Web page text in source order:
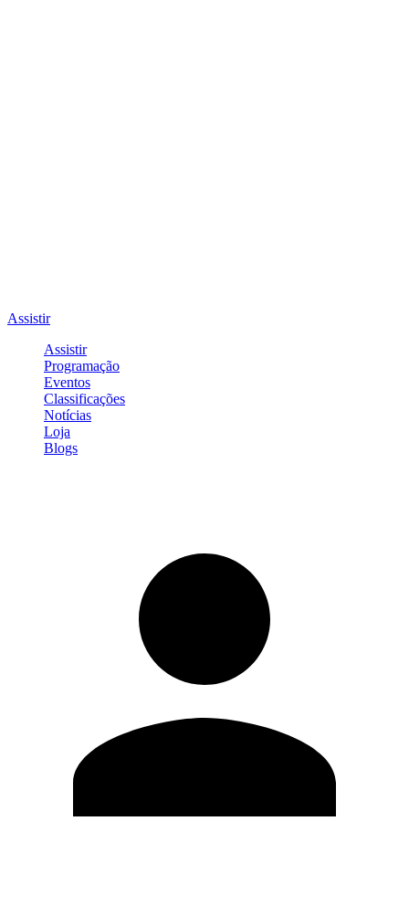
Assistir
Assistir
Programação
Eventos
Classificações
Notícias
Loja
Blogs